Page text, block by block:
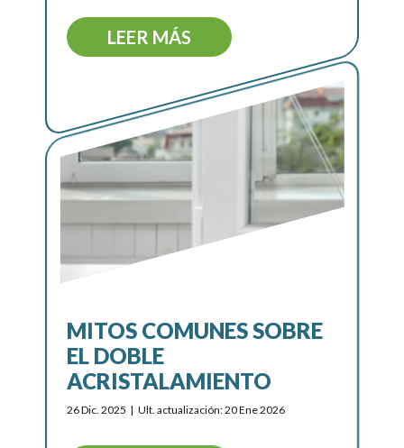
LEER MÁS
MITOS COMUNES SOBRE
EL DOBLE
ACRISTALAMIENTO
26 Dic. 2025 Ult. actualización: 20 Ene 2026